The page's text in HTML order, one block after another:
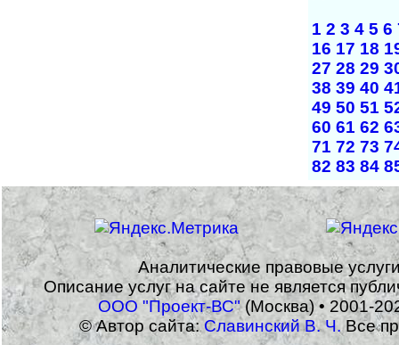
1 2 3 4 5 6
16 17 18
27 28 29
38 39 40
49 50 51
60 61 62
71 72 73
82 83 84
Аналитические правовые
Описание услуг на сайте не является
ООО "Проект-ВС"(Москва) • 2001-
© Автор сайта:Славинский В. Ч.Все